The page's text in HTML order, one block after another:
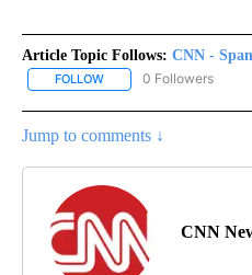
Article Topic Follows: CNN -
FOLLOW FOLLOW "CNN -
0 Followers
Jump to comments ↓
CNN